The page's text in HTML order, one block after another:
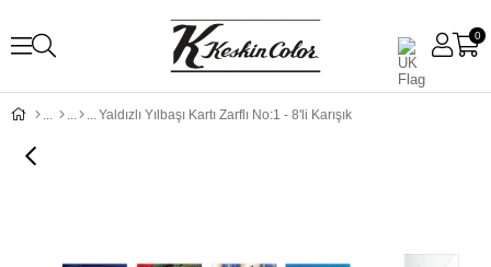
0
Yaldızlı Yılbaşı Kartı Zarflı No:1 - 8'li Karışık